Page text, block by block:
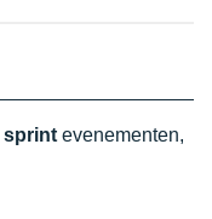
sprint evenementen,